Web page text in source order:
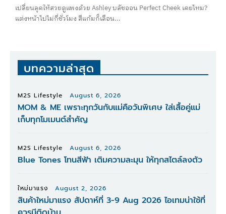
เปลี่ยนลุคให้สวยดูแพงด้วย Ashley บลัชออน Perfect Cheek เคยไหม?
แต่งหน้าไปไม่กี่ชั่วโมง สีแก้มก็เลือน...
บทความล่าสุด
M2S Lifestyle August 6, 2026
MOM & ME เพราะทุกวันกับแม่คือวันพิเศษ ใส่เสื้อคู่แม่
เก็บทุกโมเมนต์สำคัญ
M2S Lifestyle August 6, 2026
Blue Tones โทนสีฟ้า เติมความละมุน ให้ทุกสไตล์ลงตัว
ใหม่มาแรง August 2, 2026
สินค้าใหม่มาแรง สัปดาห์ที่ 3-9 Aug 2026 ไอเทมน่าใช้ที่